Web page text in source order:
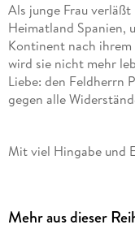
Als junge Frau verläßt
Heimatland Spanien,
Kontinent nach ihrem
wird sie nicht mehr
Liebe: den Feldherrn
gegen alle
Mit viel Hingabe und
bewegendes Leben.
Mehr aus dieser